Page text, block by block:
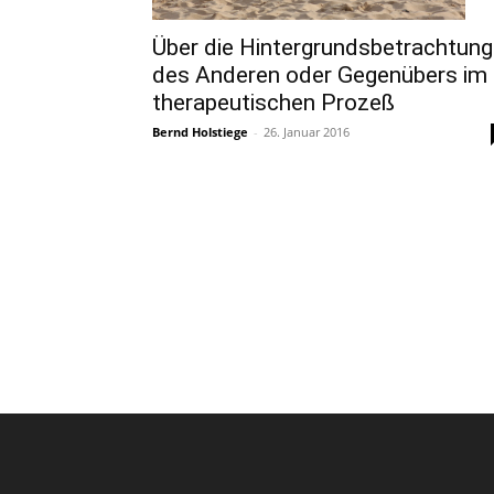
Über die Hintergrundsbetrachtung
des Anderen oder Gegenübers im
therapeutischen Prozeß
Bernd Holstiege - 26. Januar 2016